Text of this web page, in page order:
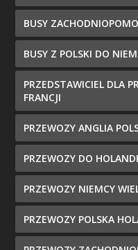
BUSY
BUSY Z POLSKI DO
PRZEDSTAWICIEL DLA
FRANCJI
PRZEWOZY ANGLIA
PRZEWOZY DO
PRZEWOZY NIEMCY
PRZEWOZY POLSKA